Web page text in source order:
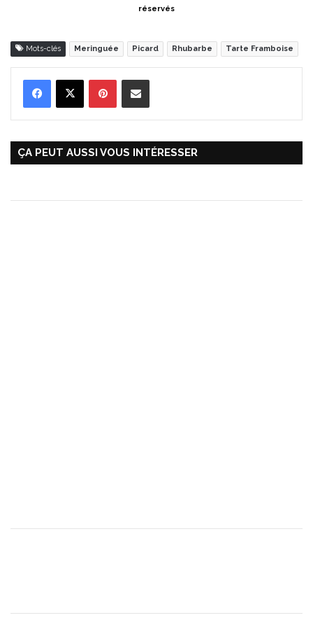
réservés
Mots-clés Meringuée Picard Rhubarbe Tarte Framboise
ÇA PEUT AUSSI VOUS INTÉRESSER